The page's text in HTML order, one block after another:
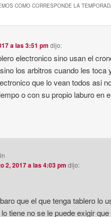
COMO CORRESPONDE LA
a las 3:51 pm dijo:
electronico sino usan el
los arbitros cuando les
que lo vean todos asi
o con su propio laburo en
2, 2017 a las 4:03 pm dijo:
que el que tenga tablero lo
tiene no se le puede exigir